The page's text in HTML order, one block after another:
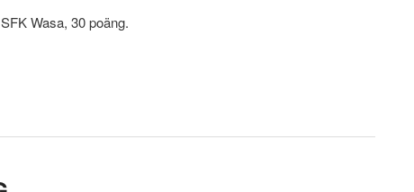
Wasa, 30 poäng.